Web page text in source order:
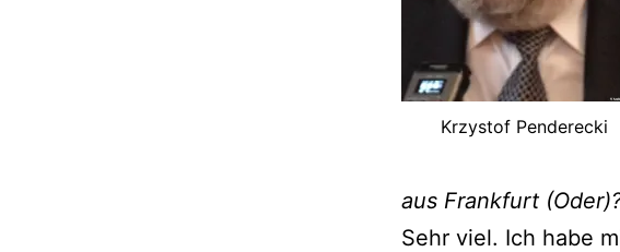
Krzystof Penderecki
aus Frankfurt
Sehr viel. Ich habe